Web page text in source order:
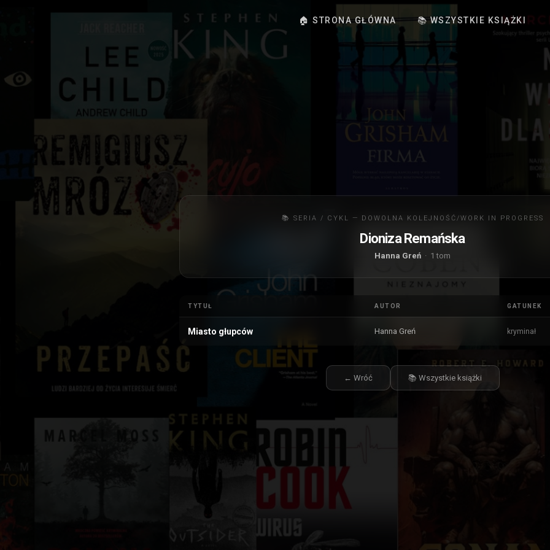
🏠 STRONA GŁÓWNA 📚 WSZYSTKIE KSIĄŻKI
📚 SERIA / CYKL — DOWOLNA KOLEJNOŚĆ/WORK IN PROGRESS
Dioniza Remańska
Hanna Greń · 1 tom
TYTUŁ AUTOR GATUNEK
Miasto głupców Hanna Greń kryminał
← Wróć 📚 Wszystkie książki